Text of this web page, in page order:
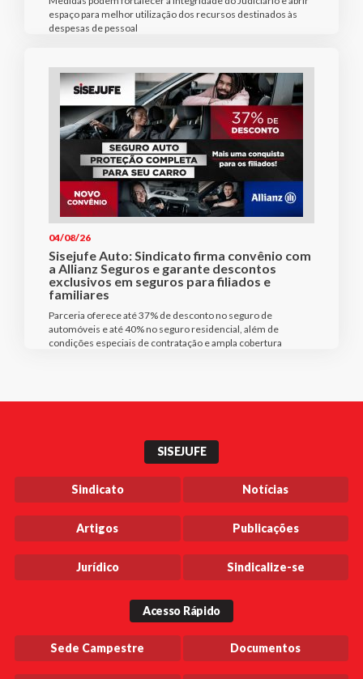
espaço para melhor utilização dos recursos destinados às
despesas de pessoal
04/08/26
Sisejufe Auto: Sindicato firma convênio com
a Allianz Seguros e garante descontos
exclusivos em seguros para filiados e
familiares
Parceria oferece até 37% de desconto no seguro de
automóveis e até 40% no seguro residencial, além de
condições especiais de contratação e ampla cobertura
SISEJUFE
Sindicato Notícias
Artigos Publicações
Jurídico Sindicalize-se
Acesso Rápido
Sede Campestre Documentos